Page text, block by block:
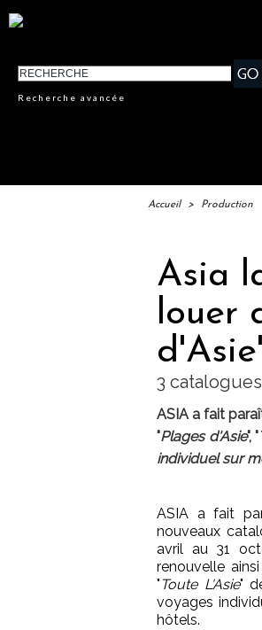
Recherche avancée
Accueil > Production
Asia
louer
3
ASIA a fait
"Plages d'Asie", "
individuel sur
ASIA a fait
nouveaux
avril au 31
renouvelle
" Toute L'Asie"
voyages
hôtels.